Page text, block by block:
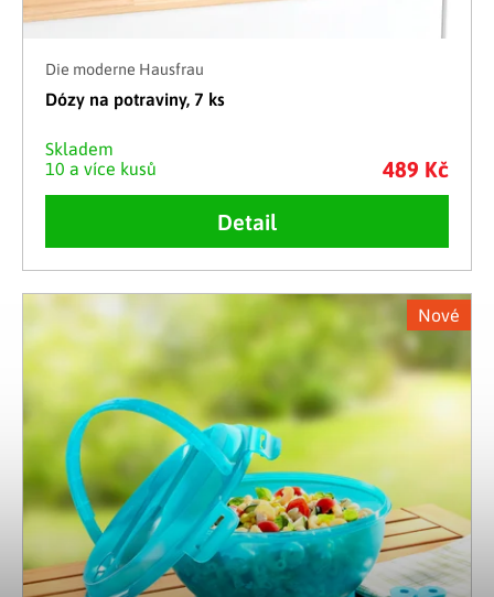
Die moderne Hausfrau
Dózy na potraviny, 7 ks
Skladem
10 a více kusů
489 Kč
Detail
Nové